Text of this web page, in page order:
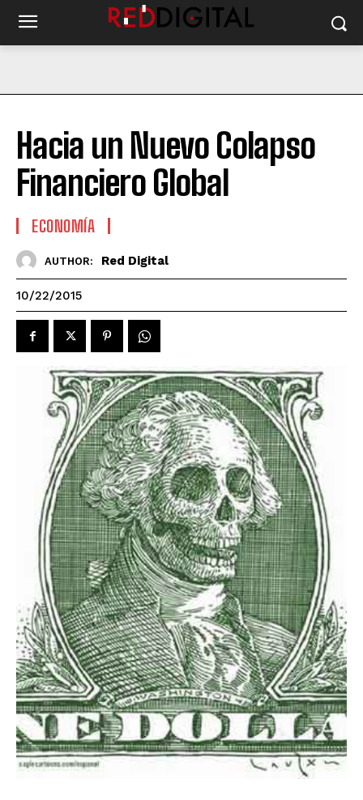
Hacia un Nuevo Colapso
Financiero Global
ECONOMÍA
AUTHOR: Red Digital
10/22/2015